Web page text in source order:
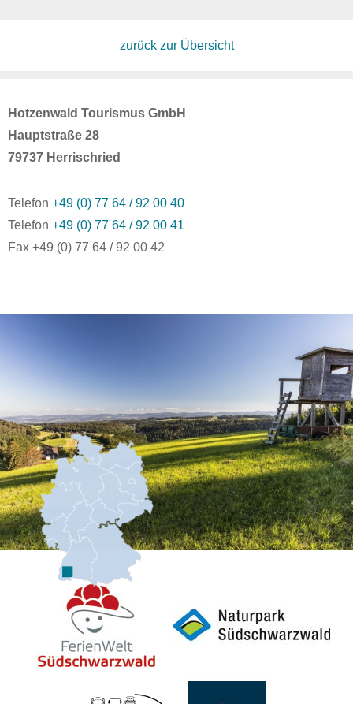
zurück zur Übersicht
Hotzenwald Tourismus GmbH
Hauptstraße 28
79737 Herrischried
Telefon +49 (0) 77 64 / 92 00 40
Telefon +49 (0) 77 64 / 92 00 41
Fax +49 (0) 77 64 / 92 00 42